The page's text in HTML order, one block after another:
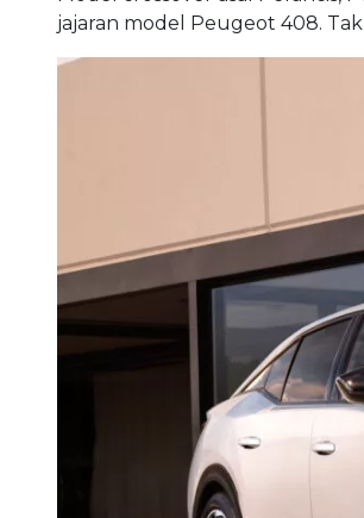
jajaran model Peugeot 408.